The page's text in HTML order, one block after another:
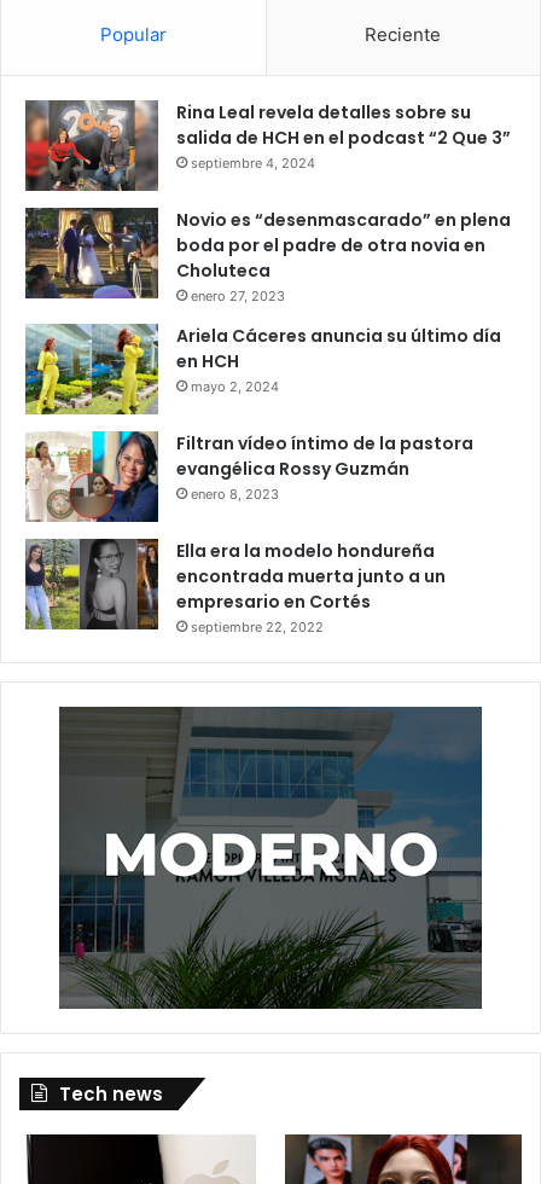
Popular Reciente
Rina Leal revela detalles sobre su
salida de HCH en el podcast “2 Que 3”
septiembre 4, 2024
Novio es “desenmascarado” en plena
boda por el padre de otra novia en
Choluteca
enero 27, 2023
Ariela Cáceres anuncia su último día
en HCH
mayo 2, 2024
Filtran vídeo íntimo de la pastora
evangélica Rossy Guzmán
enero 8, 2023
Ella era la modelo hondureña
encontrada muerta junto a un
empresario en Cortés
septiembre 22, 2022
Tech news